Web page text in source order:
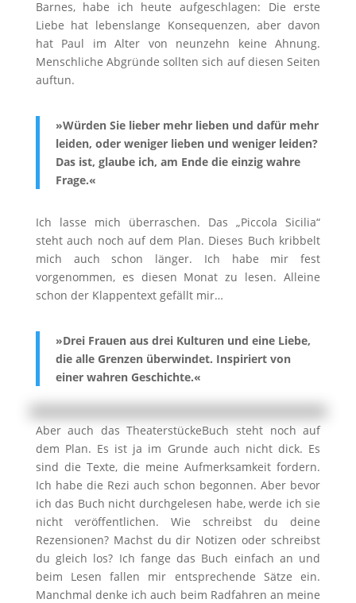
Barnes, habe ich heute aufgeschlagen: Die erste
Liebe hat lebenslange Konsequenzen, aber davon
hat Paul im Alter von neunzehn keine Ahnung.
Menschliche Abgründe sollten sich auf diesen Seiten
auftun.
»Würden Sie lieber mehr lieben und dafür mehr
leiden, oder weniger lieben und weniger leiden?
Das ist, glaube ich, am Ende die einzig wahre
Frage.«
Ich lasse mich überraschen. Das „Piccola Sicilia“
steht auch noch auf dem Plan. Dieses Buch kribbelt
mich auch schon länger. Ich habe mir fest
vorgenommen, es diesen Monat zu lesen. Alleine
schon der Klappentext gefällt mir…
»Drei Frauen aus drei Kulturen und eine Liebe,
die alle Grenzen überwindet. Inspiriert von
einer wahren Geschichte.«
Aber auch das TheaterstückeBuch steht noch auf
dem Plan. Es ist ja im Grunde auch nicht dick. Es
sind die Texte, die meine Aufmerksamkeit fordern.
Ich habe die Rezi auch schon begonnen. Aber bevor
ich das Buch nicht durchgelesen habe, werde ich sie
nicht veröffentlichen. Wie schreibst du deine
Rezensionen? Machst du dir Notizen oder schreibst
du gleich los? Ich fange das Buch einfach an und
beim Lesen fallen mir entsprechende Sätze ein.
Manchmal denke ich auch beim Radfahren an meine